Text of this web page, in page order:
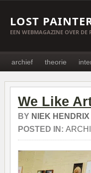
LOST
EEN WEBMAGAZINE OVER DE
archief theorie
We Like
BY NIEK HENDRIX
POSTED IN: